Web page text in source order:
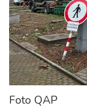
Foto QAP